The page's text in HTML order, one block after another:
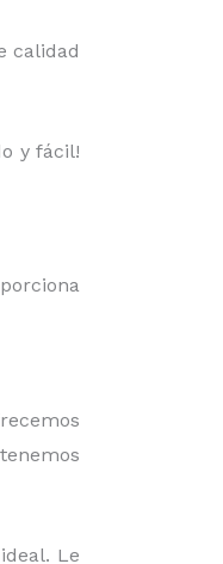
calidad
y fácil!
Le